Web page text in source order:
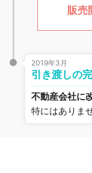
販売
2019年3月
引き渡しの
不動産会社に
特にはありま